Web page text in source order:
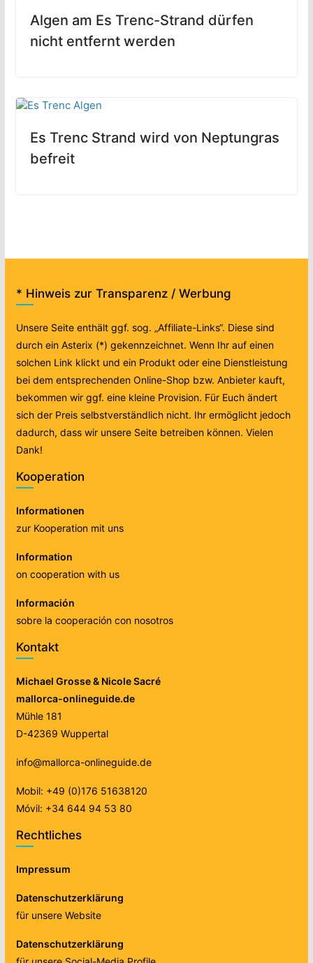
Algen am Es Trenc-Strand dürfen
nicht entfernt werden
Es Trenc Strand wird von Neptungras
befreit
* Hinweis zur Transparenz / Werbung
Unsere Seite enthält ggf. sog. „Affiliate-Links“. Diese sind
durch ein Asterix (*) gekennzeichnet. Wenn Ihr auf einen
solchen Link klickt und ein Produkt oder eine Dienstleistung
bei dem entsprechenden Online-Shop bzw. Anbieter kauft,
bekommen wir ggf. eine kleine Provision. Für Euch ändert
sich der Preis selbstverständlich nicht. Ihr ermöglicht jedoch
dadurch, dass wir unsere Seite betreiben können. Vielen
Dank!
Kooperation
Informationen
zur Kooperation mit uns
Information
on cooperation with us
Información
sobre la cooperación con nosotros
Kontakt
Michael Grosse & Nicole Sacré
mallorca-onlineguide.de
Mühle 181
D-42369 Wuppertal
info@mallorca-onlineguide.de
Mobil: +49 (0)176 51638120
Móvil: +34 644 94 53 80
Rechtliches
Impressum
Datenschutzerklärung
für unsere Website
Datenschutzerklärung